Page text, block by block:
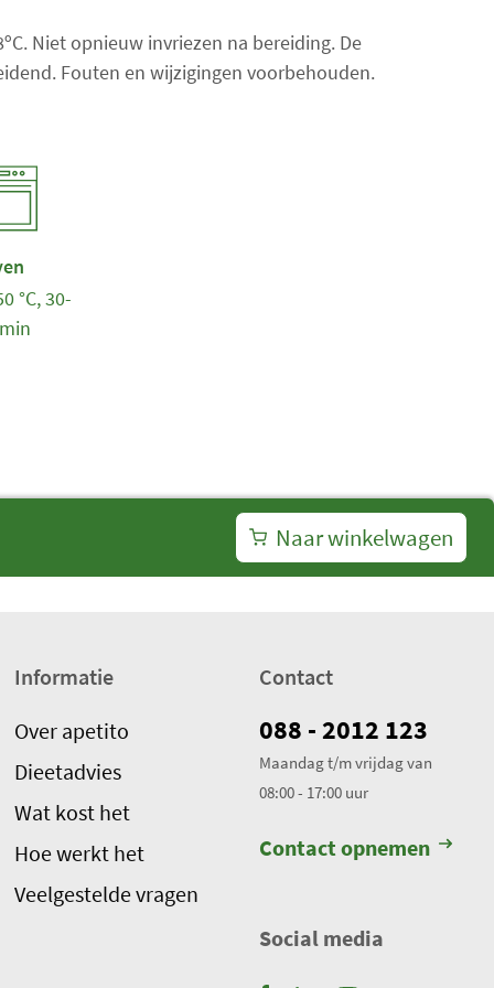
Niet opnieuw invriezen na bereiding. De
Fouten en wijzigingen voorbehouden.
°C, 30-
Naar winkelwagen
Informatie
Over apetito
Dieetadvies
Wat kost het
Hoe werkt het
Veelgestelde vragen
Contact
088 - 2012 123
Maandag t/m vrijdag van
08:00 - 17:00 uur
Contact opnemen
Social media